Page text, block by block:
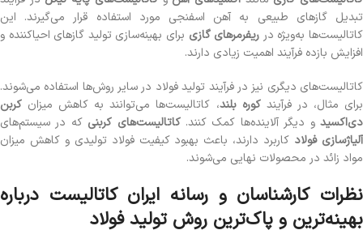
تبدیل گازهای طبیعی به آهن اسفنجی مورد استفاده قرار می‌گیرند. این
کاتالیست‌ها به‌ویژه در ریفرمرهای گازی برای بهینه‌سازی تولید گازهای احیاکننده و
افزایش بازده فرآیند اهمیت زیادی دارند.
کاتالیست‌های دیگری نیز در فرآیند تولید فولاد در سایر روش‌ها استفاده می‌شوند.
برای مثال، در فرآیندکوره بلند، کاتالیست‌ها می‌توانند به کاهش میزان کربن
دی‌اکسیدو دیگر آلاینده‌ها کمک کنند.کاتالیست‌های کربنی که در سیستم‌های
آلیاژسازی فولاد کاربرد دارند، باعث بهبود کیفیت فولاد تولیدی و کاهش میزان
مواد زائد در محصولات نهایی می‌شوند.
نظرات کارشناسان و رسانه ایران کاتالیست درباره
بهینه‌ترین و پاک‌ترین روش تولید فولاد